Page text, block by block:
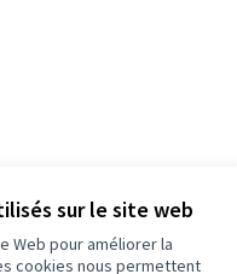
sur le site web
Web pour améliorer la
cookies nous permettent